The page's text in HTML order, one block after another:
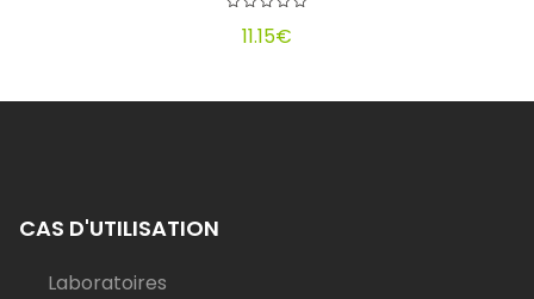
11.15€
CAS D'UTILISATION
Laboratoires